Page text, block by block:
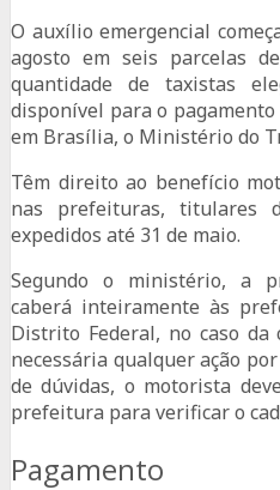
O auxílio emergencial
agosto em seis parcelas
quantidade de taxistas
disponível para o
em Brasília, o Ministério do
Têm direito ao benefício
nas prefeituras, titulares
expedidos até 31 de maio.
Segundo o ministério, a
caberá inteiramente às
Distrito Federal, no caso
necessária qualquer ação
de dúvidas, o motorista
prefeitura para verificar o
Pagamento